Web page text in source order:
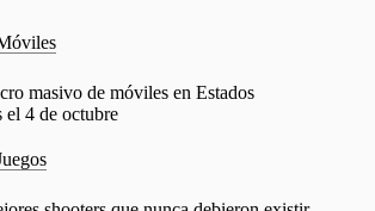
masivo de móviles en Estados
el 4 de octubre